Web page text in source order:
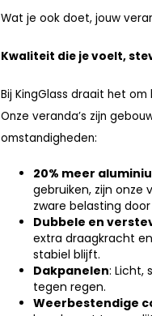
Wat je ook doet, jouw
Kwaliteit die je voelt,
Bij KingGlass draait het
Onze veranda’s zijn
omstandigheden:
20% meer
gebruiken, zijn onze
zware belasting
Dubbele en
extra draagkracht
stabiel blijft.
Dakpanelen: Licht,
tegen regen.
Weerbestendige